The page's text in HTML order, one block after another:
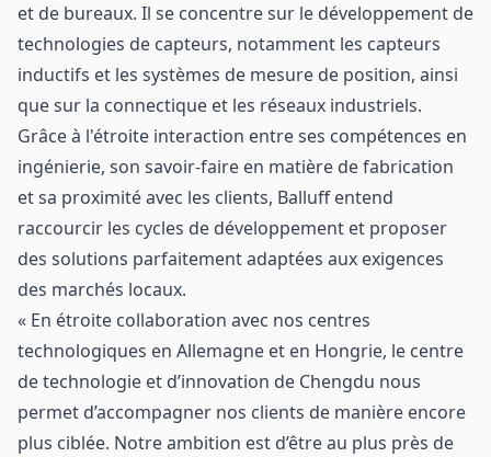
et de bureaux. Il se concentre sur le développement de
technologies de capteurs, notamment les capteurs
inductifs et les systèmes de mesure de position, ainsi
que sur la connectique et les réseaux industriels.
Grâce à l'étroite interaction entre ses compétences en
ingénierie, son savoir-faire en matière de fabrication
et sa proximité avec les clients, Balluff entend
raccourcir les cycles de développement et proposer
des solutions parfaitement adaptées aux exigences
des marchés locaux.
« En étroite collaboration avec nos centres
technologiques en Allemagne et en Hongrie, le centre
de technologie et d’innovation de Chengdu nous
permet d’accompagner nos clients de manière encore
plus ciblée. Notre ambition est d’être au plus près de